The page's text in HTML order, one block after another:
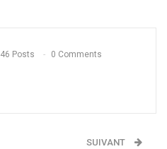
46 Posts 0 Comments
SUIVANT